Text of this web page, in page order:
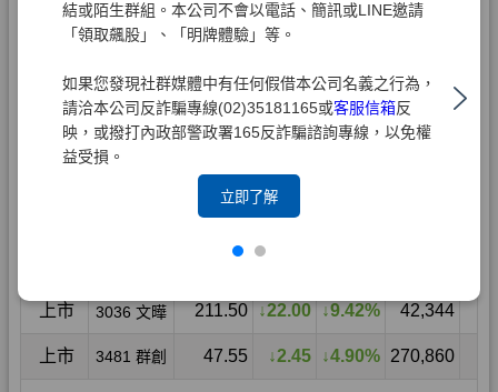
結或陌生群組。本公司不會以電話、簡訊或LINE邀請
「領取飆股」、「明牌體驗」等。
如果您發現社群媒體中有任何假借本公司名義之行為，
請洽本公司反詐騙專線(02)35181165或客服信箱反
映，或撥打內政部警政署165反詐騙諮詢專線，以免權
益受損。
立即了解